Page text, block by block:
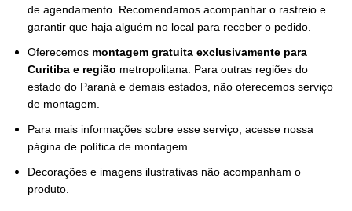
de agendamento. Recomendamos acompanhar o rastreio e
garantir que haja alguém no local para receber o pedido.
Oferecemos montagem gratuita exclusivamente para
Curitiba e região metropolitana. Para outras regiões do
estado do Paraná e demais estados, não oferecemos serviço
de montagem.
Para mais informações sobre esse serviço, acesse nossa
página de política de montagem.
Decorações e imagens ilustrativas não acompanham o
produto.